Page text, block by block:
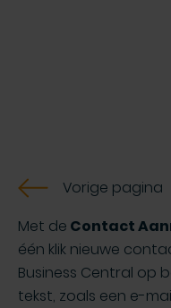
Vorige pagina
Met de Contact
één klik nieuwe
Business Central op
tekst, zoals een e-